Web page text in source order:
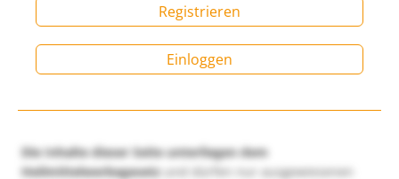
Registrieren
Einloggen
Die Inhalte dieser Seite unterliegen dem
Heilmittelwerbegesetzund dürfen nur ausgewiesenen